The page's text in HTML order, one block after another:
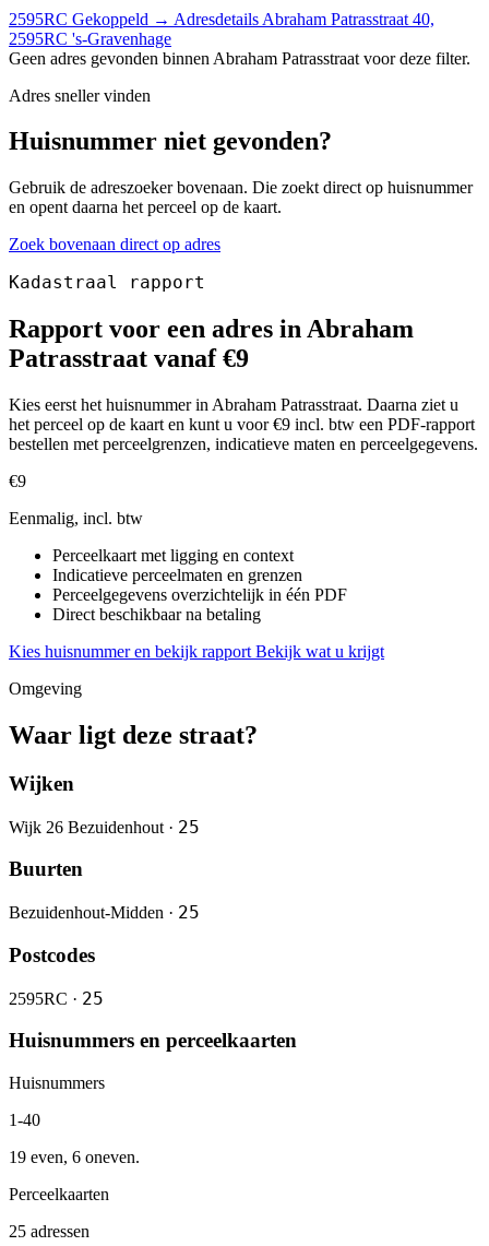
2595RC Gekoppeld → Adresdetails Abraham Patrasstraat 40,
2595RC 's-Gravenhage
Geen adres gevonden binnen Abraham Patrasstraat voor deze filter.
Adres sneller vinden
Huisnummer niet gevonden?
Gebruik de adreszoeker bovenaan. Die zoekt direct op huisnummer
en opent daarna het perceel op de kaart.
Zoek bovenaan direct op adres
Kadastraal rapport
Rapport voor een adres in Abraham
Patrasstraat vanaf €9
Kies eerst het huisnummer in Abraham Patrasstraat. Daarna ziet u
het perceel op de kaart en kunt u voor €9 incl. btw een PDF-rapport
bestellen met perceelgrenzen, indicatieve maten en perceelgegevens.
€9
Eenmalig, incl. btw
Perceelkaart met ligging en context
Indicatieve perceelmaten en grenzen
Perceelgegevens overzichtelijk in één PDF
Direct beschikbaar na betaling
Kies huisnummer en bekijk rapport Bekijk wat u krijgt
Omgeving
Waar ligt deze straat?
Wijken
Wijk 26 Bezuidenhout · 25
Buurten
Bezuidenhout-Midden · 25
Postcodes
2595RC · 25
Huisnummers en perceelkaarten
Huisnummers
1-40
19 even, 6 oneven.
Perceelkaarten
25 adressen